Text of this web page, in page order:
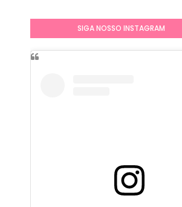
SIGA NOSSO INSTAGRAM